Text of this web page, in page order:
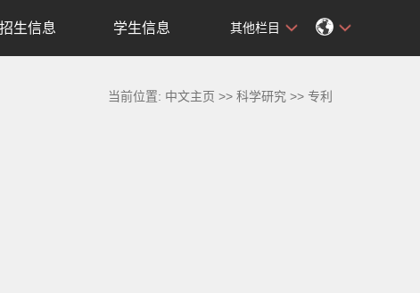
招生信息 学生信息 其他栏目
当前位置: 中文主页 >>科学研究 >>专利